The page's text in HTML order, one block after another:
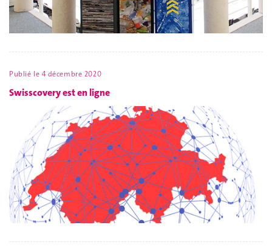
Publié le 4 décembre 2020
Swisscovery est en ligne